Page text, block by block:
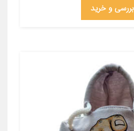
بررسی و خرید